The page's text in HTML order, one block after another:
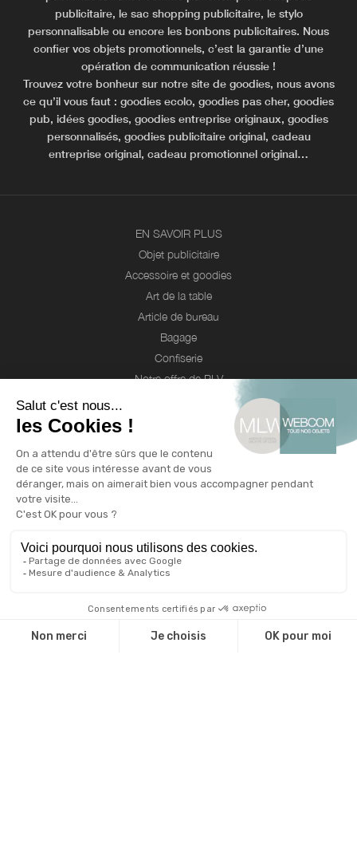
publicitaire, le sac shopping publicitaire, le stylo
personnalisable ou encore les bonbons publicitaires. Nous
confier vos objets promotionnels, c’est la garantie d’une
opération de communication réussie !
Trouvez votre bonheur sur notre site de goodies, nous avons
ce qu’il vous faut : goodies ecolo, goodies pas cher, goodies
pub, idées goodies, goodies entreprise originaux, goodies
personnalisés, goodies publicitaire original, cadeau
entreprise original, cadeau promotionnel original…
EN SAVOIR PLUS
Objet publicitaire
Accessoire et goodies
Art de la table
Article de bureau
Bagage
Confiserie
Notre offre de PLV
Entreprises
Agences de communication
Valorisez votre marque
Le blog de l'objet publicitaire